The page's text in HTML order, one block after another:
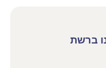
ברשת